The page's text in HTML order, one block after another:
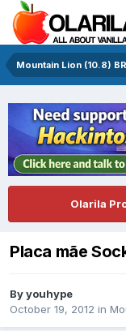
Mountain Lion (10.8) BR
Olarila
Placa mãe
Byyouhype
October 19, 2012 in